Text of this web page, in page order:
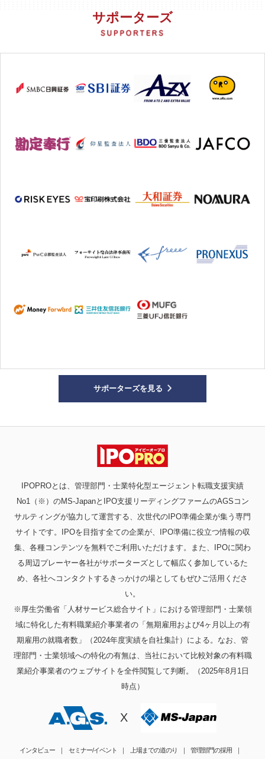
サポーターズ
サポーターズを見る
IPOPROとは、管理部門・士業特化型エージェント転職支援実績
No1（※）のMS-JapanとIPO支援リーディングファームのAGSコン
サルティングが協力して運営する、次世代のIPO準備企業が集う専門
サイトです。IPOを目指す全ての企業が、IPO準備に役立つ情報の収
集、各種コンテンツを無料でご利用いただけます。また、IPOに関わ
る周辺プレーヤー各社がサポーターズとして幅広く参加しているた
め、各社へコンタクトするきっかけの場としてもぜひご活用くださ
い。
※厚生労働省「人材サービス総合サイト」における管理部門・士業領
域に特化した有料職業紹介事業者の「無期雇用および4ヶ月以上の有
期雇用の就職者数」（2024年度実績を自社集計）による。なお、管
理部門・士業領域への特化の有無は、当社において比較対象の有料職
業紹介事業者のウェブサイトを全件閲覧して判断。（2025年8月1日
時点）
X
インタビュー セミナー/イベント 上場までの道のり 管理部門の採用